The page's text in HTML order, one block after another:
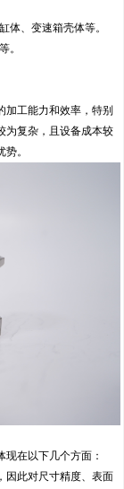
、变速箱壳体等。
。
加工能力和效率，特别
为复杂，且设备成本较
。
在以下几个方面：
因此对尺寸精度、表面